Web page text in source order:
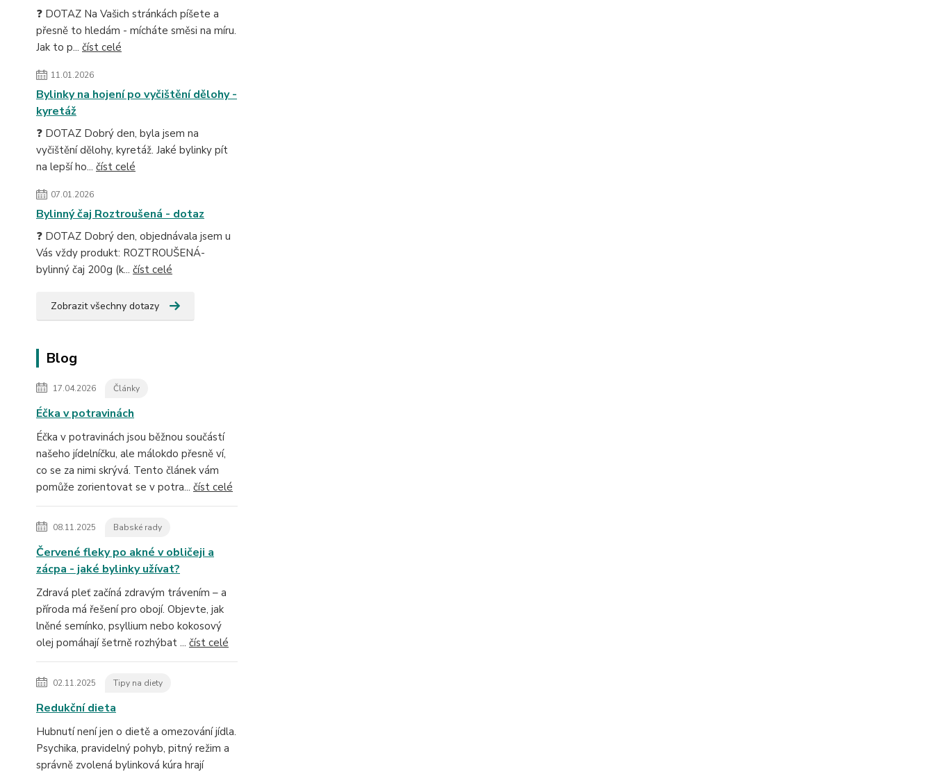
❓ DOTAZ Na Vašich stránkách píšete a
přesně to hledám - mícháte směsi na míru.
Jak to p... číst celé
11.01.2026
Bylinky na hojení po vyčištění dělohy -
kyretáž
❓ DOTAZ Dobrý den, byla jsem na
vyčištění dělohy, kyretáž. Jaké bylinky pít
na lepší ho... číst celé
07.01.2026
Bylinný čaj Roztroušená - dotaz
❓ DOTAZ Dobrý den, objednávala jsem u
Vás vždy produkt: ROZTROUŠENÁ-
bylinný čaj 200g (k... číst celé
Zobrazit všechny dotazy
Blog
17.04.2026 Články
Éčka v potravinách
Éčka v potravinách jsou běžnou součástí
našeho jídelníčku, ale málokdo přesně ví,
co se za nimi skrývá. Tento článek vám
pomůže zorientovat se v potra... číst celé
08.11.2025 Babské rady
Červené fleky po akné v obličeji a
zácpa - jaké bylinky užívat?
Zdravá pleť začíná zdravým trávením – a
příroda má řešení pro obojí. Objevte, jak
lněné semínko, psyllium nebo kokosový
olej pomáhají šetrně rozhýbat ... číst celé
02.11.2025 Tipy na diety
Redukční dieta
Hubnutí není jen o dietě a omezování jídla.
Psychika, pravidelný pohyb, pitný režim a
správně zvolená bylinková kúra hrají